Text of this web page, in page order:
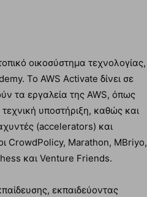
οικοσύστημα τεχνολογίας,
To AWS Activate δίνει σε
τα εργαλεία της AWS, όπως
υποστήριξη, καθώς και
(accelerators) και
CrowdPolicy, Marathon, MBriyo,
και Venture Friends.
εκπαιδεύοντας